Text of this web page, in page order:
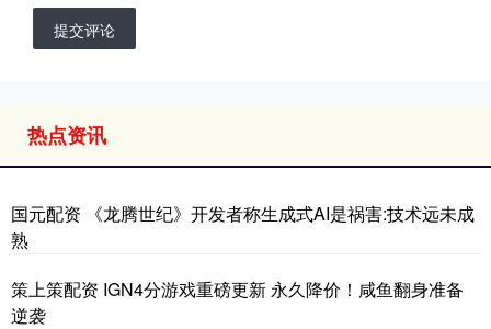
提交评论
热点资讯
国元配资 《龙腾世纪》开发者称生成式AI是祸害:技术远未成
熟
策上策配资 IGN4分游戏重磅更新 永久降价！咸鱼翻身准备
逆袭